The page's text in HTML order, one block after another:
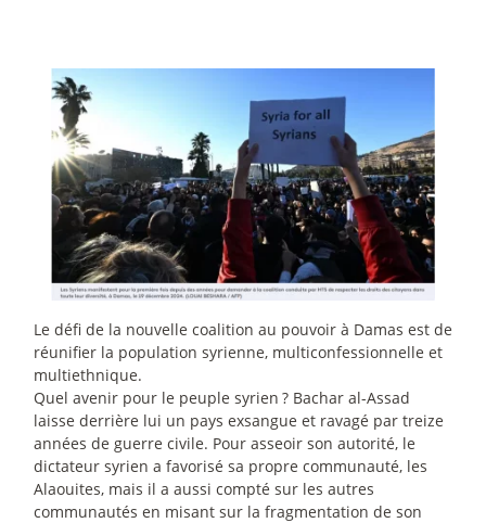
Le défi de la nouvelle coalition au pouvoir à Damas est de
réunifier la population syrienne, multiconfessionnelle et
multiethnique.
Quel avenir pour le peuple syrien ? Bachar al-Assad
laisse derrière lui un pays exsangue et ravagé par treize
années de guerre civile. Pour asseoir son autorité, le
dictateur syrien a favorisé sa propre communauté, les
Alaouites, mais il a aussi compté sur les autres
communautés en misant sur la fragmentation de son